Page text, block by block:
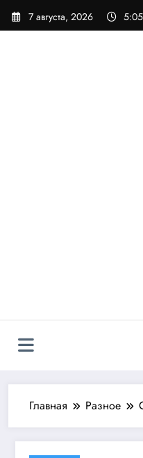
Перейти
7 августа, 2026
Главная Разное